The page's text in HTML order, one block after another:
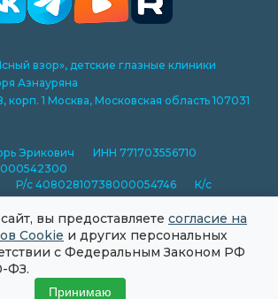
взор», детские глазные клиники
Азнауряна
корп. 1 Москва, Московская область 107031
Эрикович ИНН 771703556710
с 40802810738000054746 К/с
БИК 044525225
сайте информация носит справочный
публичной офертой.
носит ознакомительный характер.
необходима консультация
вы предоставляете согласие на
Cookie и других персональных
с Федеральным Законом РФ
ФЗ.
Принимаю